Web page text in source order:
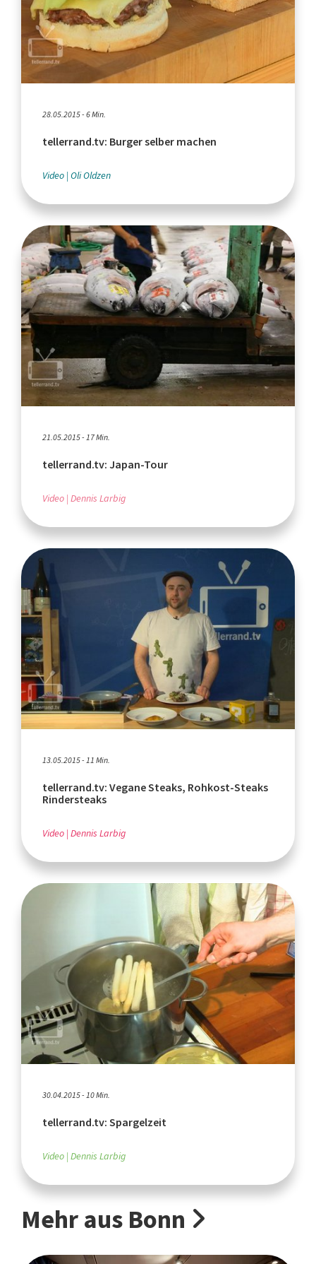
28.05.2015 - 6 Min.
tellerrand.tv: Burger selber machen
Video Oli Oldzen
21.05.2015 - 17 Min.
tellerrand.tv: Japan-Tour
Video Dennis Larbig
13.05.2015 - 11 Min.
tellerrand.tv: Vegane Steaks, Rohkost-Steaks
Rindersteaks
Video Dennis Larbig
30.04.2015 - 10 Min.
tellerrand.tv: Spargelzeit
Video Dennis Larbig
Mehr aus Bonn